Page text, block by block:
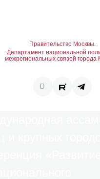
Правительство Москвы.
Департамент национальной
межрегиональных связей города